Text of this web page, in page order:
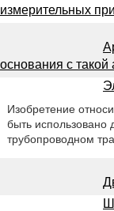
измерительных
основания с такой
Изобретение
быть использовано
трубопроводном